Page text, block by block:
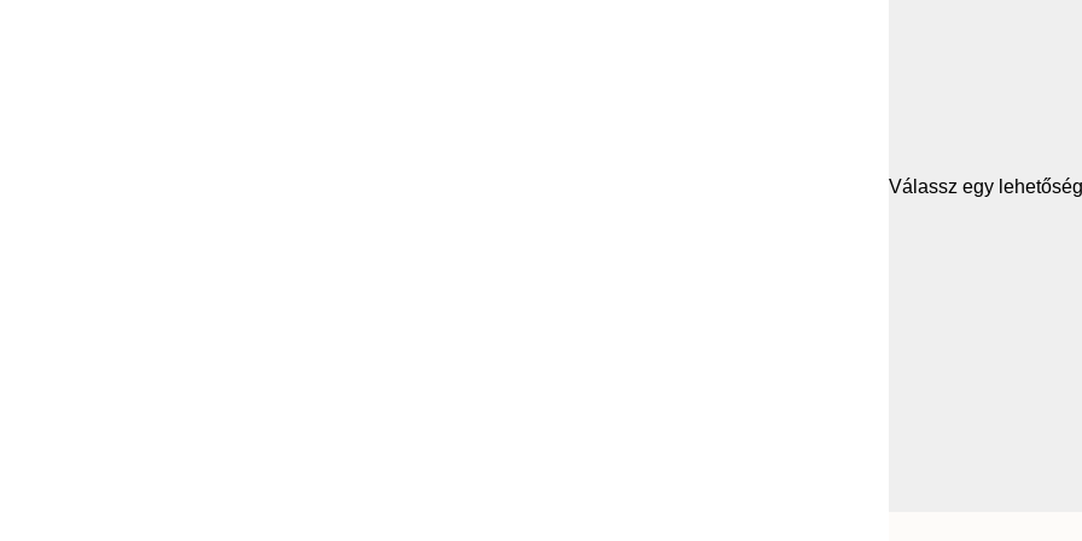
Válassz egy